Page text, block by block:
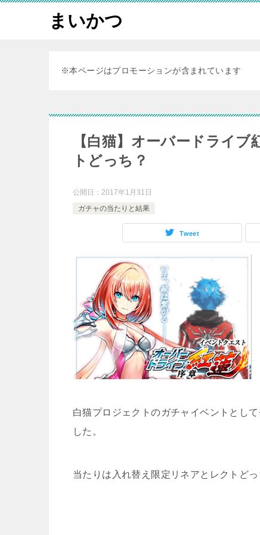
まいかつ
※本ページはプロモーションが含まれています
【白猫】オーバードライ
トどっち？
公開日： 2017年1月31日
ガチャの当たりと結果
Tweet
白猫プロジェクトのガチャイベントとし
した。
当たりは入れ替え限定リネアとレクトど